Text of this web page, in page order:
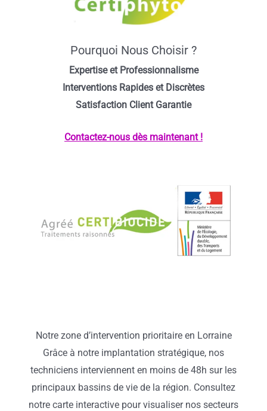
Pourquoi Nous Choisir ?
Expertise et Professionnalisme
Interventions Rapides et Discrètes
Satisfaction Client Garantie
Contactez-nous dès maintenant !
Notre zone d’intervention prioritaire en Lorraine
Grâce à notre implantation stratégique, nos
techniciens interviennent en moins de 48h sur les
principaux bassins de vie de la région. Consultez
notre carte interactive pour visualiser nos secteurs